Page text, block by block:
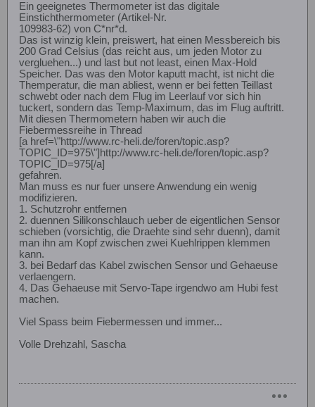
Ein geeignetes Thermometer ist das digitale
Einstichthermometer (Artikel-Nr.
109983-62) von C*nr*d.
Das ist winzig klein, preiswert, hat einen Messbereich bis
200 Grad Celsius (das reicht aus, um jeden Motor zu
vergluehen...) und last but not least, einen Max-Hold
Speicher. Das was den Motor kaputt macht, ist nicht die
Themperatur, die man abliest, wenn er bei fetten Teillast
schwebt oder nach dem Flug im Leerlauf vor sich hin
tuckert, sondern das Temp-Maximum, das im Flug auftritt.
Mit diesen Thermometern haben wir auch die
Fiebermessreihe in Thread
[a href=\"http://www.rc-heli.de/foren/topic.asp?
TOPIC_ID=975\"]http://www.rc-heli.de/foren/topic.asp?
TOPIC_ID=975[/a]
gefahren.
Man muss es nur fuer unsere Anwendung ein wenig
modifizieren.
1. Schutzrohr entfernen
2. duennen Silikonschlauch ueber de eigentlichen Sensor
schieben (vorsichtig, die Draehte sind sehr duenn), damit
man ihn am Kopf zwischen zwei Kuehlrippen klemmen
kann.
3. bei Bedarf das Kabel zwischen Sensor und Gehaeuse
verlaengern.
4. Das Gehaeuse mit Servo-Tape irgendwo am Hubi fest
machen.
Viel Spass beim Fiebermessen und immer...
Volle Drehzahl, Sascha